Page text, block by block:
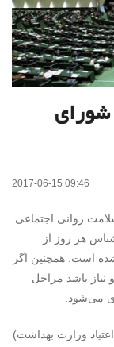
شورای
2017-06-15 09:46
روانی اجتماعی
هر روز از
شده است. همچنین اگر
نیاز باشد مراحل
می‌شود.
وزارت بهداشت)